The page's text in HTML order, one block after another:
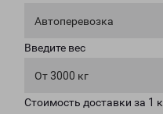
Автоперевозка
Введите вес
От 3000 кг
Стоимость доставки за 1